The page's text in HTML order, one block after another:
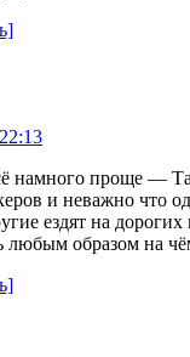
намного проще —
и неважно что
ездят на
любым образом на